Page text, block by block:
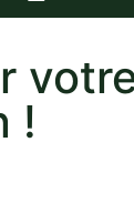
!